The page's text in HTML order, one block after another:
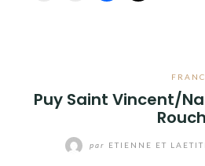
Puy Saint Vincent/
par ETIENNE ET